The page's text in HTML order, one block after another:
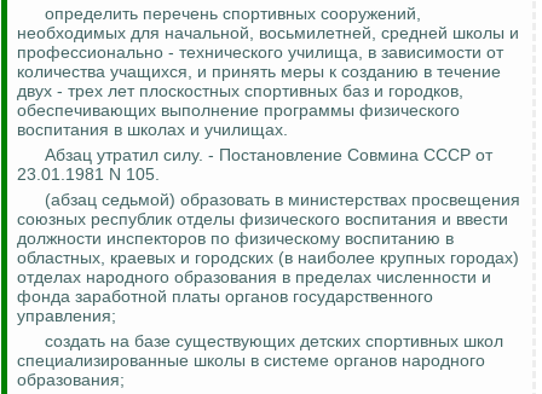
определить перечень спортивных сооружений,
необходимых для начальной, восьмилетней, средней школы и
профессионально - технического училища, в зависимости от
количества учащихся, и принять меры к созданию в течение
двух - трех лет плоскостных спортивных баз и городков,
обеспечивающих выполнение программы физического
воспитания в школах и училищах.
Абзац утратил силу. - Постановление Совмина СССР от
23.01.1981 N 105.
(абзац седьмой) образовать в министерствах просвещения
союзных республик отделы физического воспитания и ввести
должности инспекторов по физическому воспитанию в
областных, краевых и городских (в наиболее крупных городах)
отделах народного образования в пределах численности и
фонда заработной платы органов государственного
управления;
создать на базе существующих детских спортивных школ
специализированные школы в системе органов народного
образования;